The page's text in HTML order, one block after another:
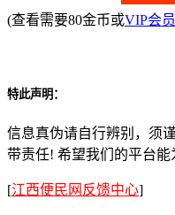
(查看需要80金币或VIP会
特此声明：
信息真伪请自行辨别，须
带责任! 希望我们的平台能
[江西便民网反馈中心]